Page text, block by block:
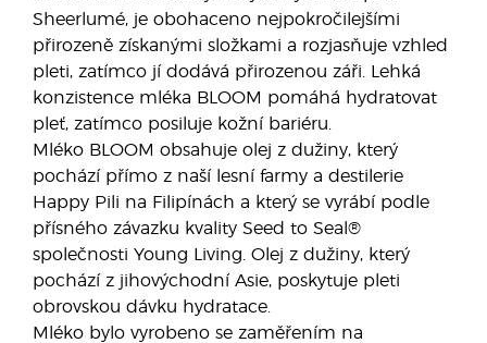
Sheerlumé, je obohaceno nejpokročilejšími
přirozeně získanými složkami a rozjasňuje vzhled
pleti, zatímco jí dodává přirozenou záři. Lehká
konzistence mléka BLOOM pomáhá hydratovat
pleť, zatímco posiluje kožní bariéru.
Mléko BLOOM obsahuje olej z dužiny, který
pochází přímo z naší lesní farmy a destilerie
Happy Pili na Filipínách a který se vyrábí podle
přísného závazku kvality Seed to Seal®
společnosti Young Living. Olej z dužiny, který
pochází z jihovýchodní Asie, poskytuje pleti
obrovskou dávku hydratace.
Mléko bylo vyrobeno se zaměřením na